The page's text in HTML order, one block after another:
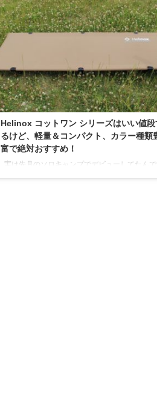
す。 スタッフバック収納時の大きさ比較 横
長さと重さの実測値です。 上側が（チェアワン
タクティカルチェアで横幅が約３７ｃｍ、重さ
約１０００ｇです。 下側が（チェアツー）タッ
０ｇで ...
Helinox コットワン シリーズはいい値段
るけど、軽量＆コンパクト、カラー種類
富で絶対おすすめ！
実は先月のソロキャンプでデビューしてたんで